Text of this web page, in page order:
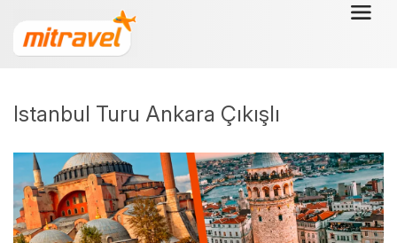
Istanbul Turu Ankara Çıkışlı